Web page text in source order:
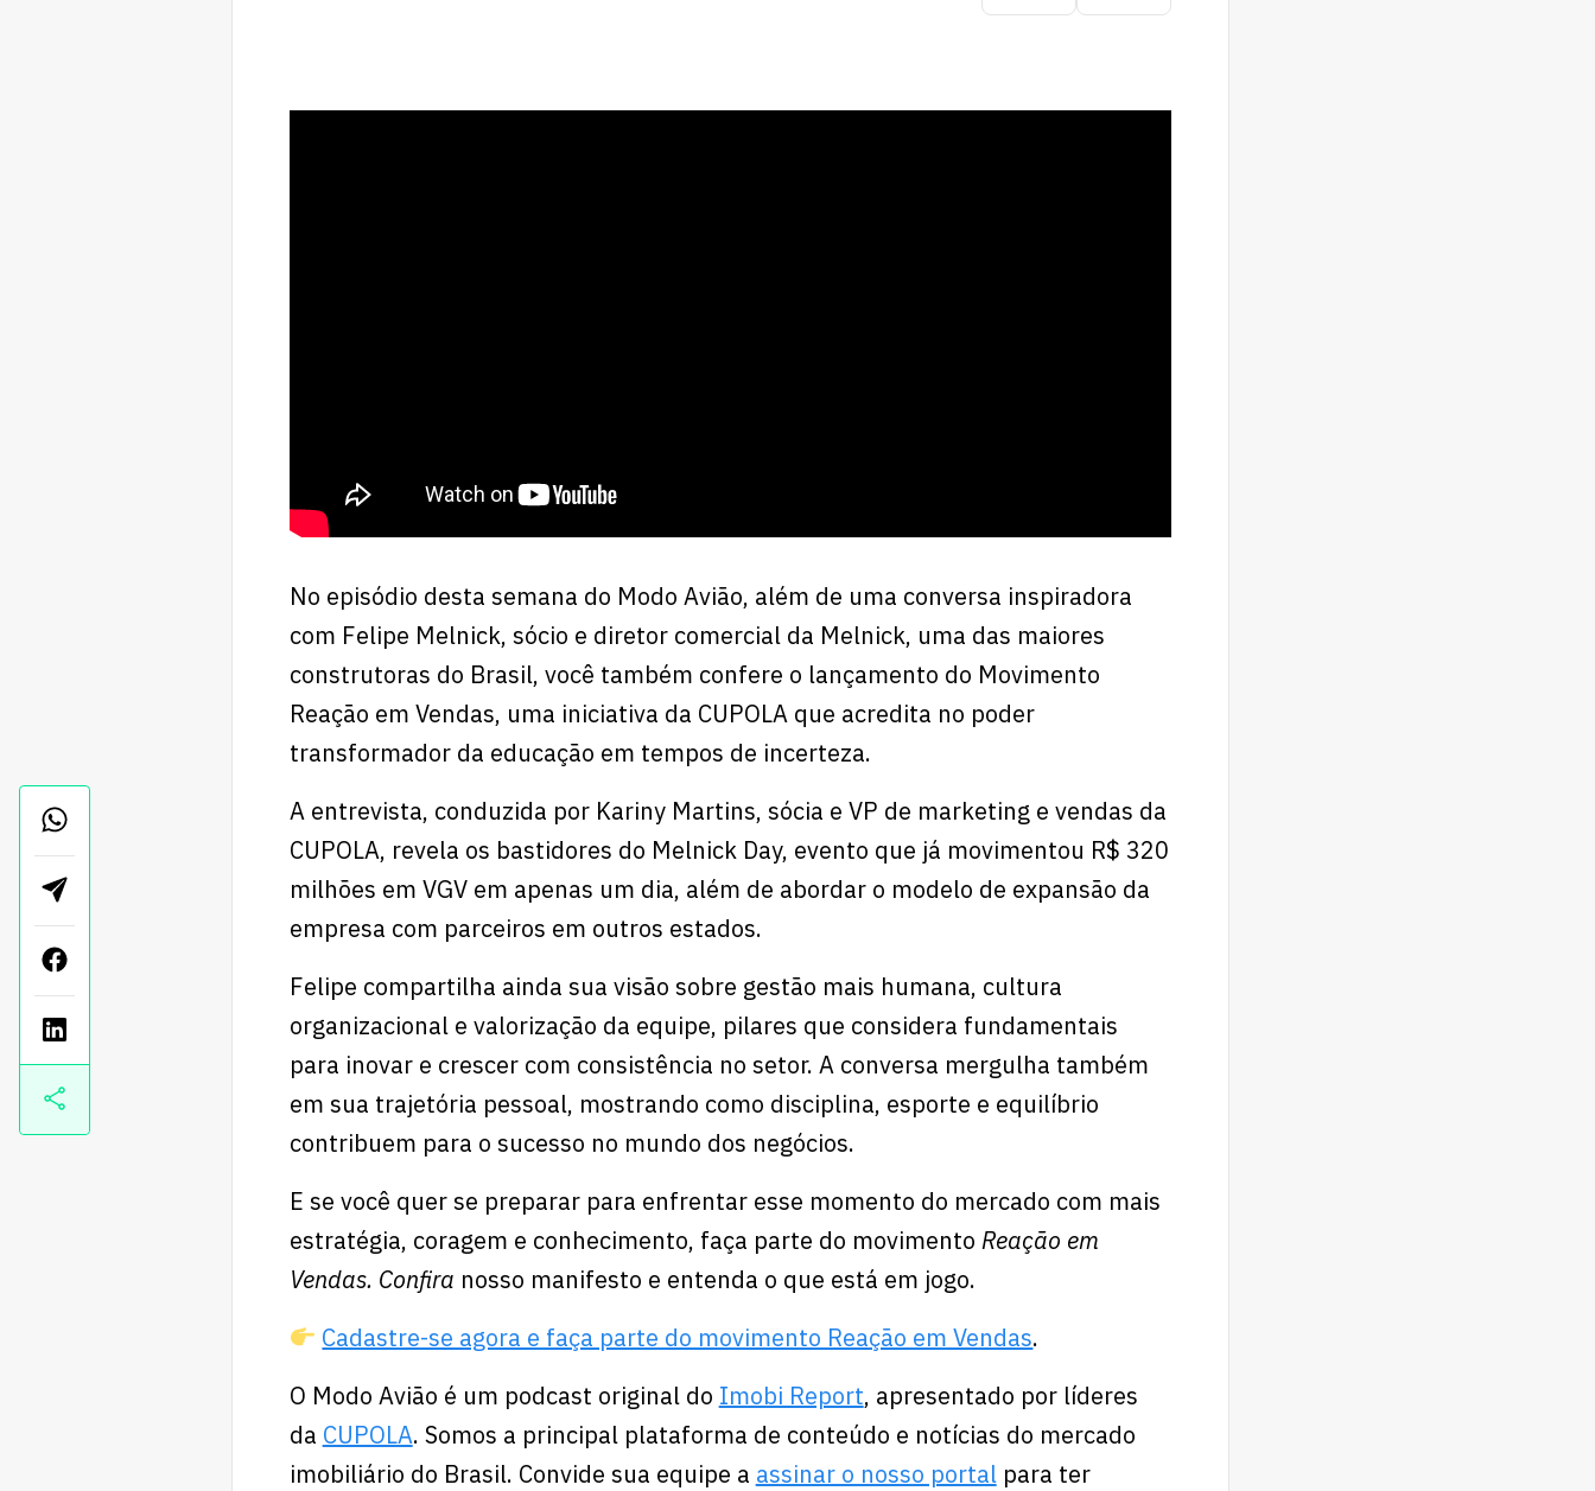
No episódio desta semana do Modo Avião, além de uma conversa inspiradora
com Felipe Melnick, sócio e diretor comercial da Melnick, uma das maiores
construtoras do Brasil, você também confere o lançamento do Movimento
Reação em Vendas, uma iniciativa da CUPOLA que acredita no poder
transformador da educação em tempos de incerteza.
A entrevista, conduzida por Kariny Martins, sócia e VP de marketing e vendas da
CUPOLA, revela os bastidores do Melnick Day, evento que já movimentou R$ 320
milhões em VGV em apenas um dia, além de abordar o modelo de expansão da
empresa com parceiros em outros estados.
Felipe compartilha ainda sua visão sobre gestão mais humana, cultura
organizacional e valorização da equipe, pilares que considera fundamentais
para inovar e crescer com consistência no setor. A conversa mergulha também
em sua trajetória pessoal, mostrando como disciplina, esporte e equilíbrio
contribuem para o sucesso no mundo dos negócios.
E se você quer se preparar para enfrentar esse momento do mercado com mais
estratégia, coragem e conhecimento, faça parte do movimento Reação em
Vendas. Confira nosso manifesto e entenda o que está em jogo.
⁠⁠Cadastre-se agora e faça parte do movimento Reação em Vendas⁠.
O Modo Avião é um podcast original do Imobi Report, apresentado por líderes
da CUPOLA. Somos a principal plataforma de conteúdo e notícias do mercado
imobiliário do Brasil. Convide sua equipe a assinar o nosso portalpara ter